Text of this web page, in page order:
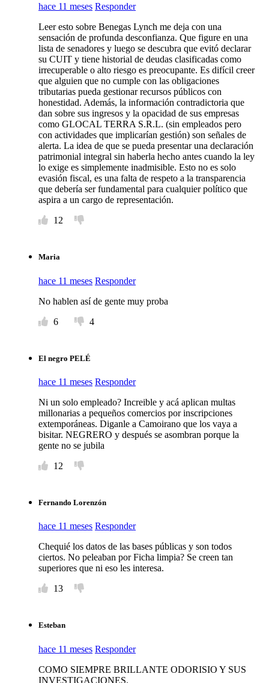
hace 11 meses Responder
Leer esto sobre Benegas Lynch me deja con una
sensación de profunda desconfianza. Que figure en una
lista de senadores y luego se descubra que evitó declarar
su CUIT y tiene historial de deudas clasificadas como
irrecuperable o alto riesgo es preocupante. Es difícil creer
que alguien que no cumple con las obligaciones
tributarias pueda gestionar recursos públicos con
honestidad. Además, la información contradictoria que
dan sobre sus ingresos y la opacidad de sus empresas
como GLOCAL TERRA S.R.L. (sin empleados pero
con actividades que implicarían gestión) son señales de
alerta. La idea de que se pueda presentar una declaración
patrimonial integral sin haberla hecho antes cuando la ley
lo exige es simplemente inadmisible. Esto no es solo
evasión fiscal, es una falta de respeto a la transparencia
que debería ser fundamental para cualquier político que
aspira a un cargo de representación.
12
Maria
hace 11 meses Responder
No hablen así de gente muy proba
6
4
El negro PELÉ
hace 11 meses Responder
Ni un solo empleado? Increible y acá aplican multas
millonarias a pequeños comercios por inscripciones
extemporáneas. Diganle a Camoirano que los vaya a
bisitar. NEGRERO y después se asombran porque la
gente no se jubila
12
Fernando Lorenzón
hace 11 meses Responder
Chequié los datos de las bases públicas y son todos
ciertos. No peleaban por Ficha limpia? Se creen tan
superiores que ni eso les interesa.
13
Esteban
hace 11 meses Responder
COMO SIEMPRE BRILLANTE ODORISIO Y SUS
INVESTIGACIONES.